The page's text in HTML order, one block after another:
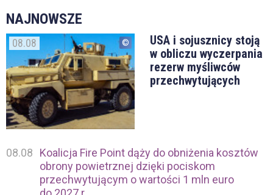
NAJNOWSZE
08.08
USA i sojusznicy stoją
w obliczu wyczerpania
rezerw myśliwców
przechwytujących
08.08
Koalicja Fire Point dąży do obniżenia kosztów
obrony powietrznej dzięki pociskom
przechwytującym o wartości 1 mln euro